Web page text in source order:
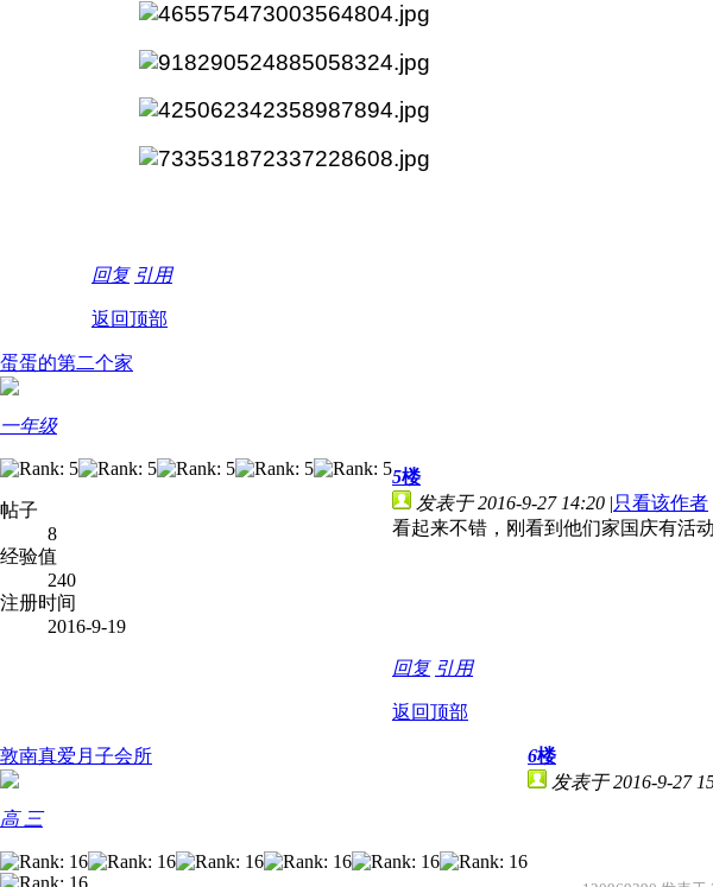
回复 引用
返回顶部
蛋蛋的第二个家
一年级
帖子
8
经验值
240
注册时间
2016-9-19
5楼
发表于 2016-9-27 14:20 |只看该作者
看起来不错，刚看到他们家国庆有活
回复 引用
返回顶部
敦南真爱月子会所
高 三
6楼
发表于 2016-9-27